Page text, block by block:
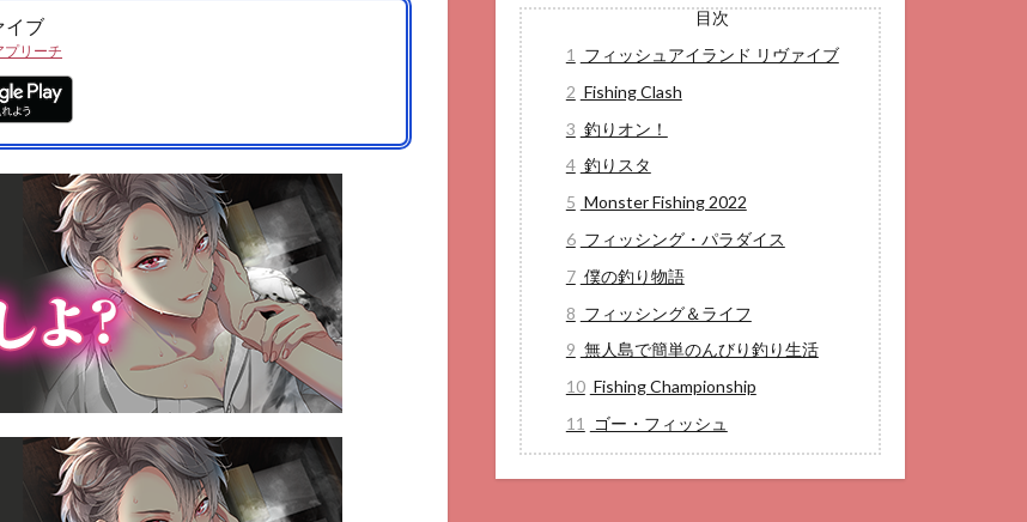
ブ
プリーチ
目次
1
フィッシュアイランド リヴァイブ
2 Fishing Clash
3 釣りオン！
4 釣りスタ
5 Monster Fishing 2022
6 フィッシング・パラダイス
7 僕の釣り物語
8 フィッシング＆ライフ
9 無人島で簡単のんびり釣り生活
10 Fishing Championship
11
ゴー・フィッシュ